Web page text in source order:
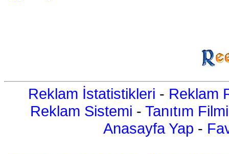
Reklam İstatistikleri - Reklam
Reklam Sistemi - Tanıtım Filmi
Anasayfa Yap -